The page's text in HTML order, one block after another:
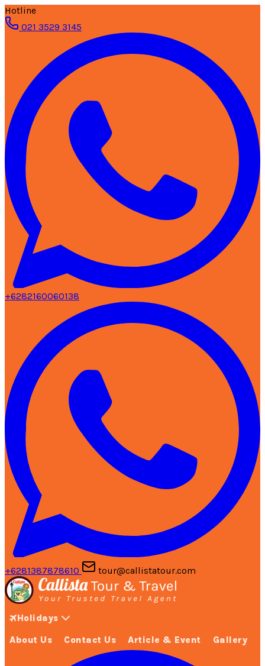
Hotline
021 3529 3145
+6282160060138
+6281387878610 tour@callistatour.com
Holidays
About Us Contact Us Article & Event Gallery